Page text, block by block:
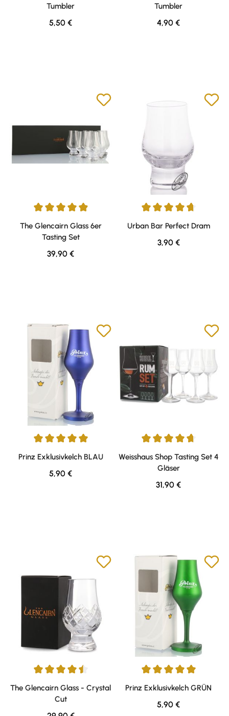
Tumbler
Regulärer Preis:
5,50 €
Tumbler
Regulärer Preis:
4,90 €
Durchschnittliche Bewertung von 4.94 von 5 Sternen
The Glencairn Glass 6er
Tasting Set
Regulärer Preis:
39,90 €
Durchschnittliche Bewertung
Urban Bar Perfect Dram
Regulärer Preis:
3,90 €
Durchschnittliche Bewertung von 5 von 5 Sternen
Prinz Exklusivkelch BLAU
Regulärer Preis:
5,90 €
Durchschnittliche Bewertung
Weisshaus Shop Tasting Set 4
Gläser
Regulärer Preis:
31,90 €
Durchschnittliche Bewertung von 4.5 von 5 Sternen
The Glencairn Glass - Crystal
Cut
Durchschnittliche Bewertung
Prinz Exklusivkelch GRÜN
Regulärer Preis:
5,90 €